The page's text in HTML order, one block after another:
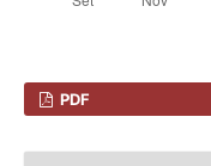
PDF